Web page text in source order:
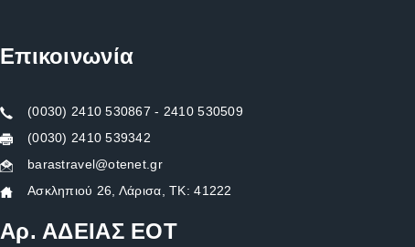
Επικοινωνία
(0030) 2410 530867 - 2410 530509
(0030) 2410 539342
barastravel@otenet.gr
Ασκληπιού 26, Λάρισα, ΤΚ: 41222
Αρ. ΑΔΕΙΑΣ ΕΟΤ